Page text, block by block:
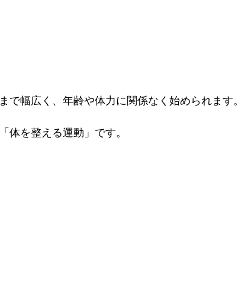
幅広く、年齢や体力に関係なく始められます。
体を整える運動」です。